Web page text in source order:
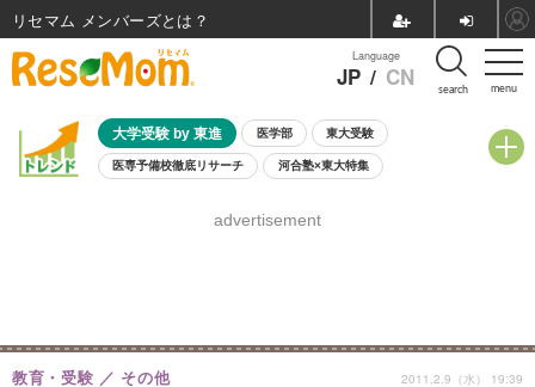
menu
Language
JP / CN search
大学受験 by 東進 医学部 東大受験
医専予備校徹底リサーチ 河合塾×東大特集
8月開催学校説明会・相談会
advertisement
教育・受験 その他 2011.2.9（水） 19:39
リセマム メンバーズ